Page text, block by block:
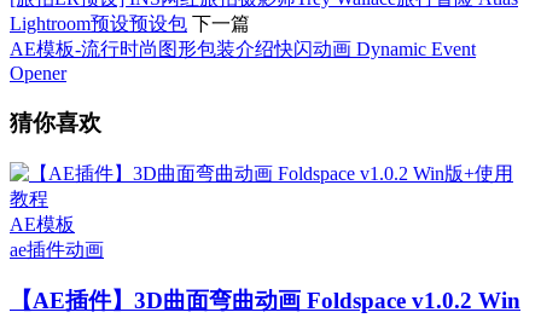
Lightroom预设预设包 下一篇
AE模板-流行时尚图形包装介绍快闪动画 Dynamic Event
Opener
猜你喜欢
AE模板
ae插件动画
【AE插件】3D曲面弯曲动画 Foldspace v1.0.2 Win